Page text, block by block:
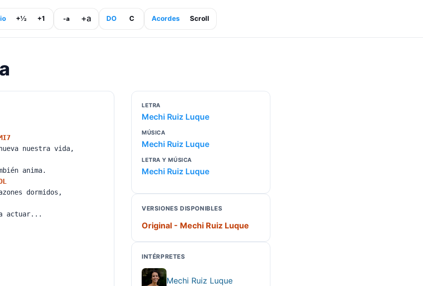
+½ +1 -a +a DO C Acordes Scroll
7
nuestra vida,
anima.
dormidos,
actuar...
LETRA
Mechi Ruiz Luque
MÚSICA
Mechi Ruiz Luque
LETRA Y MÚSICA
Mechi Ruiz Luque
VERSIONES DISPONIBLES
Original - Mechi Ruiz Luque
INTÉRPRETES
Mechi Ruiz Luque